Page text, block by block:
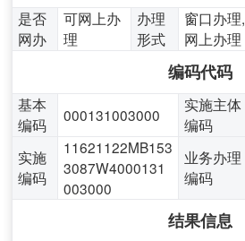
是否
网办
可网上办
理
办理
形式
窗口办理,
网上办理
编码代码
基本
编码
000131003000
实施主体
编码
实施
编码
11621122MB153
3087W4000131
003000
业务办理
编码
结果信息